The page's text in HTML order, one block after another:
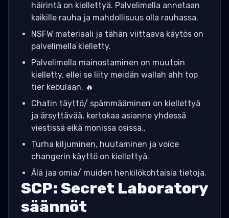
häirintä on kiellettyä. Palvelimella annetaan
kaikille rauha ja mahdollisuus olla rauhassa.
NSFW materiaali ja tähän viittaava käytös on
palvelimella kielletty.
Palvelimella mainostaminen on muutoin
kielletty, ellei se liity meidän wallah ahh top
tier kebulaan. 🔥
Chatin täyttö/ spämmääminen on kiellettyä
ja ärsyttävää, kertokaa asianne yhdessä
viestissä eikä monissa osissa..
Turha kiljuminen, huutaminen ja voice
changerin käyttö on kiellettyä.
Älä jaa omia/ muiden henkilökohtaisia tietoja.
SCP: Secret Laboratory
säännöt